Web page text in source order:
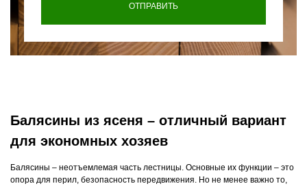
Балясины из ясеня – отличный вариант
для экономных хозяев
Балясины – неотъемлемая часть лестницы. Основные их функции – это
опора для перил, безопасность передвижения. Но не менее важно то,